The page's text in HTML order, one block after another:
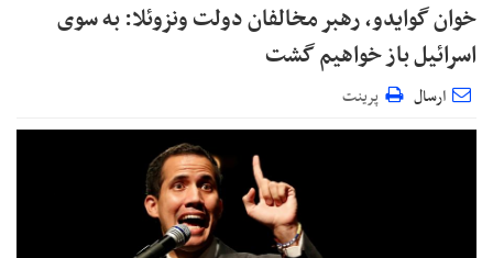
خوان گوایدو، رهبر مخالفان دولت ونزوئلا: به سوی
اسرائیل باز خواهیم گشت
ارسال پرینت